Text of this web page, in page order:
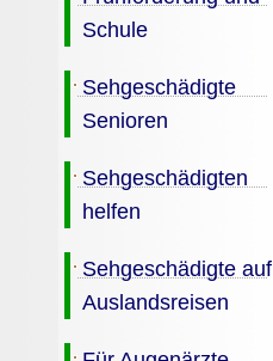
Schule
Sehgeschädigte
Senioren
Sehgeschädigten
helfen
Sehgeschädigte auf
Auslandsreisen